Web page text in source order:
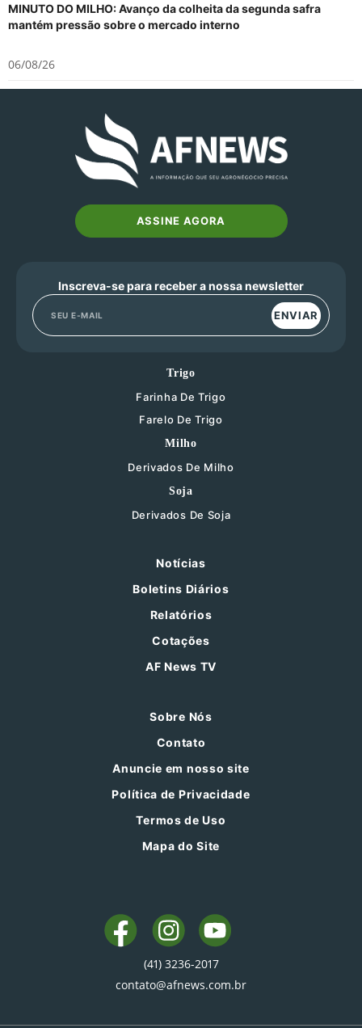
MINUTO DO MILHO: Avanço da colheita da segunda safra
mantém pressão sobre o mercado interno
06/08/26
ASSINE AGORA
Inscreva-se para receber a nossa newsletter
ENVIAR
Trigo
Farinha De Trigo
Farelo De Trigo
Milho
Derivados De Milho
Soja
Derivados De Soja
Notícias
Boletins Diários
Relatórios
Cotações
AF News TV
Sobre Nós
Contato
Anuncie em nosso site
Política de Privacidade
Termos de Uso
Mapa do Site
(41) 3236-2017
contato@afnews.com.br